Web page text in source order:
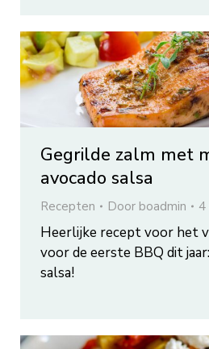
Gegrilde zalm met
avocado salsa
Recepten Door boadmin 4
Heerlijke recept voor het
voor de eerste BBQ dit
salsa!